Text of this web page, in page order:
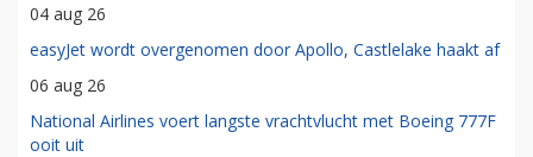
04 aug 26
easyJet wordt overgenomen door Apollo, Castlelake haakt af
06 aug 26
National Airlines voert langste vrachtvlucht met Boeing 777F
ooit uit